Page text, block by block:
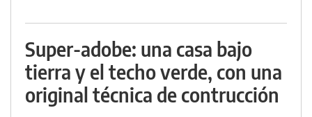
Super-adobe: una casa bajo
tierra y el techo verde, con una
original técnica de contrucción